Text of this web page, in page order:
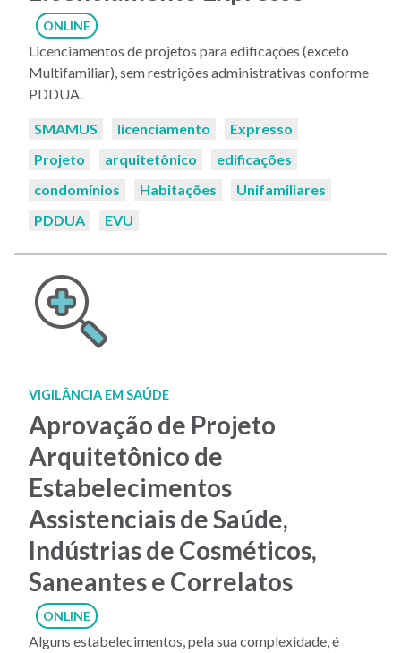
ONLINE
Licenciamentos de projetos para edificações (exceto
Multifamiliar), sem restrições administrativas conforme
PDDUA.
Palavras-
SMAMUS licenciamento
Expresso
Projeto
arquitetônico
edificações
condomínios
Habitações
Unifamiliares
PDDUA
EVU
VIGILÂNCIA EM SAÚDE
Aprovação de Projeto
Arquitetônico de
Estabelecimentos
Assistenciais de Saúde,
Indústrias de Cosméticos,
Saneantes e Correlatos
ONLINE
Alguns estabelecimentos, pela sua complexidade, é